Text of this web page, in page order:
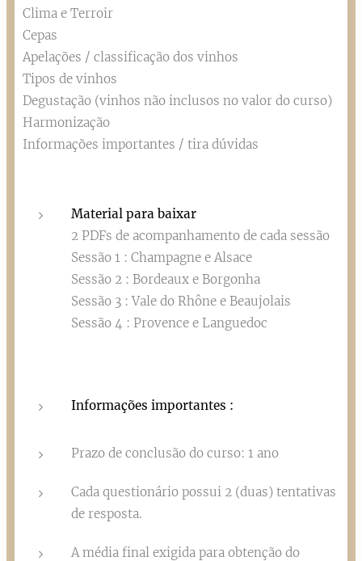
Clima e Terroir
Cepas
Apelações / classificação dos vinhos
Tipos de vinhos
Degustação (vinhos não inclusos no valor do curso)
Harmonização
Informações importantes / tira dúvidas
Material para baixar
2 PDFs de acompanhamento de cada sessão
Sessão 1 : Champagne e Alsace
Sessão 2 : Bordeaux e Borgonha
Sessão 3 : Vale do Rhône e Beaujolais
Sessão 4 : Provence e Languedoc
Informações importantes :
Prazo de conclusão do curso: 1 ano
Cada questionário possui 2 (duas) tentativas
de resposta.
A média final exigida para obtenção do